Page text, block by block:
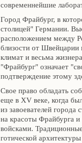
современнейшие
Город Фрайбург, в
столицей" Германии.
расположением между
близости от
климат и весьма
"Фрайбург" означает
подтверждение этому
Свое право обладать
еще в XV веке, когда
из завоевателей города
на красоты Фрайбурга
войсками.
готической